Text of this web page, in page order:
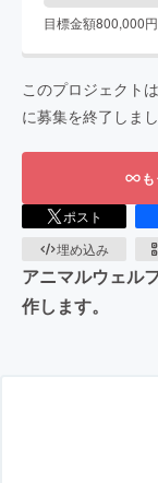
目標金額800,000円
このプロジェクトは
に募集を終了しま
ポスト
埋め込み
アニマルウェル
作します。